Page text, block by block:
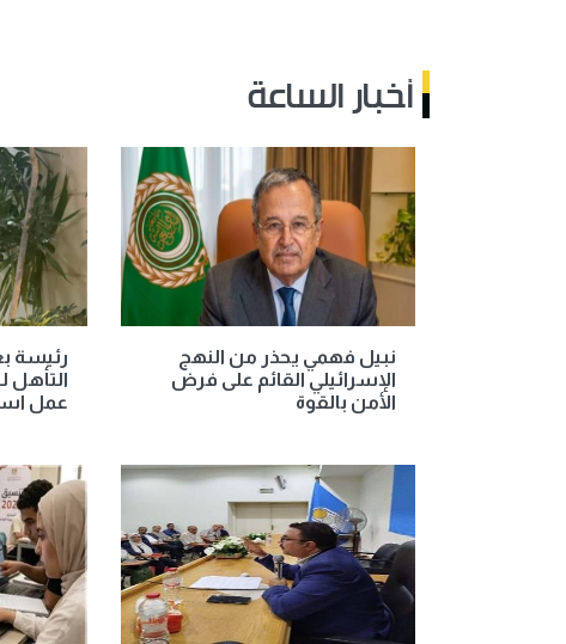
أخبار الساعة
نبيل فهمي يحذر من النهج
الإسرائيلي القائم على فرض
الأمن بالقوة
رئيسة
التأهل
عمل